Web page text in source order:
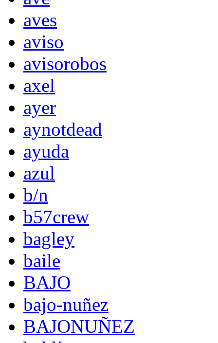
aves
aviso
avisorobos
axel
ayer
aynotdead
ayuda
azul
b/n
b57crew
bagley
baile
BAJO
bajo-nuñez
BAJONUÑEZ